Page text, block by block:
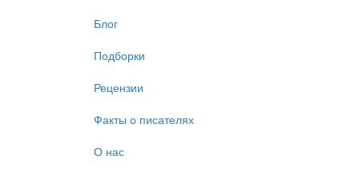
Блог
Подборки
Рецензии
Факты о писателях
О нас